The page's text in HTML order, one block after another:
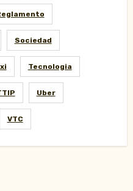
Sociedad
Tecnologia
Uber
VTC